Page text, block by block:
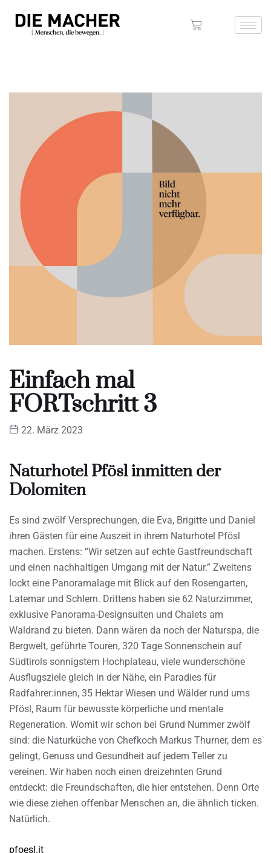
Einfach mal
FORTschritt 3
22. März 2023
Naturhotel Pfösl inmitten der
Dolomiten
Es sind zwölf Versprechungen, die Eva, Brigitte und Daniel
ihren Gästen für eine Auszeit in ihrem Naturhotel Pfösl
machen. Erstens: “Wir setzen auf echte Gastfreundschaft
und einen nachhaltigen Umgang mit der Natur.” Zweitens
lockt eine Panoramalage mit Blick auf den Rosengarten,
Latemar und Schlern. Drittens haben sie 62 Naturzimmer,
exklusive Panorama-Designsuiten und Chalets am
Waldrand zu bieten. Dann wären da noch der Naturspa, die
Bergwelt, geführte Touren, 320 Tage Sonnenschein auf
Südtirols sonnigstem Hochplateau, viele wunderschöne
Ausflugsziele gleich in der Nähe, ein Paradies für
Radfahrer:innen, 35 Hektar Wiesen und Wälder rund ums
Pfösl, Raum für bewusste körperliche und mentale
Regeneration. Womit wir schon bei Grund Nummer zwölf
sind: die Naturküche von Chefkoch Markus Thurner, dem es
gelingt, Genuss und Gesundheit auf jedem Teller zu
vereinen. Wir haben noch einen dreizehnten Grund
entdeckt: die Freundschaften, die hier entstehen. Denn Orte
wie diese ziehen offenbar Menschen an, die ähnlich ticken.
Natürlich.
pfoesl.it